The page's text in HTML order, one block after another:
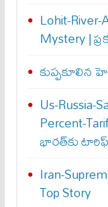
Lohit-River-
Mystery |
కుప్పకూలిన
Us-Russia-
Percent-
భారత్‌కు టారిఫ్
Iran-
Top Story